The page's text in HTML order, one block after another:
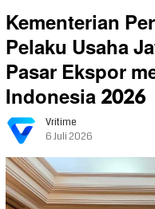
Kementerian
Pelaku Usaha
Pasar Ekspor
Indonesia 2026
Vritime
6 Juli 2026